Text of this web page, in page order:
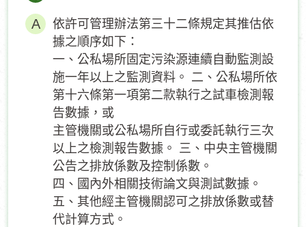
依許可管理辦法第三十二條規定其推估依
據之順序如下：
一、公私場所固定污染源連續自動監測設
施一年以上之監測資料。 二、公私場所依
第十六條第一項第二款執行之試車檢測報
告數據，或
主管機關或公私場所自行或委託執行三次
以上之檢測報告數據。 三、中央主管機關
公告之排放係數及控制係數。
四、國內外相關技術論文與測試數據。
五、其他經主管機關認可之排放係數或替
代計算方式。